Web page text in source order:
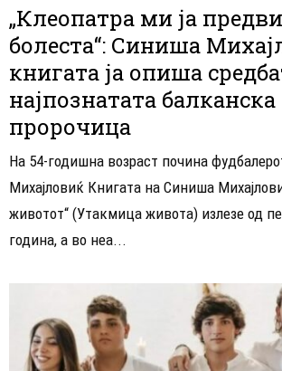
„Клеопатра ми ја
болеста“: Синиша
книгата ја опиша
најпознатата балканска
пророчица
На 54-годишна возраст почина
Михајловиќ Книгата на Синиша
животот“ (Утакмица живота) излезе од
година, а во неа...